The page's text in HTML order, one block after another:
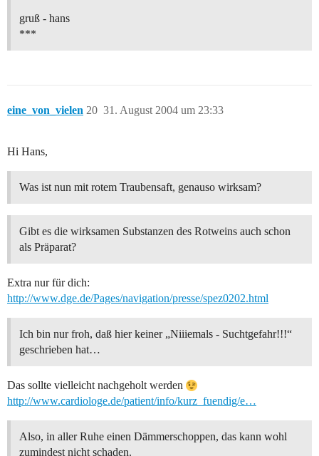
gruß - hans
***
eine_von_vielen 31. August 2004 um 23:33
20
Hi Hans,
Was ist nun mit rotem Traubensaft, genauso wirksam?
Gibt es die wirksamen Substanzen des Rotweins auch schon
als Präparat?
Extra nur für dich:
http://www.dge.de/Pages/navigation/presse/spez0202.html
Ich bin nur froh, daß hier keiner „Niiiemals - Suchtgefahr!!!“
geschrieben hat…
Das sollte vielleicht nachgeholt werden
http://www.cardiologe.de/patient/info/kurz_fuendig/e…
Also, in aller Ruhe einen Dämmerschoppen, das kann wohl
zumindest nicht schaden.